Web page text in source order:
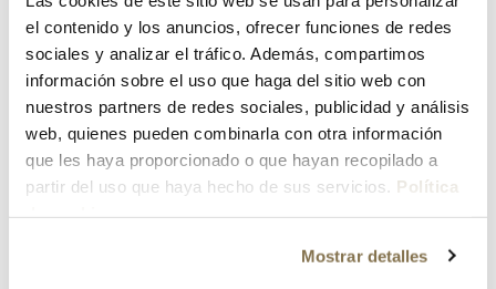
el contenido y los anuncios, ofrecer funciones de redes
sociales y analizar el tráfico. Además, compartimos
información sobre el uso que haga del sitio web con
nuestros partners de redes sociales, publicidad y análisis
web, quienes pueden combinarla con otra información
que les haya proporcionado o que hayan recopilado a
partir del uso que haya hecho de sus servicios. Política
Mostrar detalles
¿Has olvidado tu contraseña?